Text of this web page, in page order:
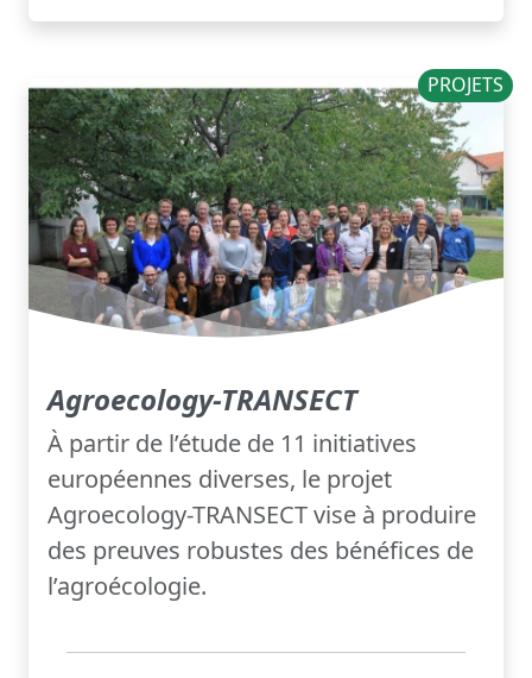
PROJETS
Agroecology-TRANSECT
À partir de l’étude de 11 initiatives
européennes diverses, le projet
Agroecology-TRANSECT vise à produire
des preuves robustes des bénéfices de
l’agroécologie.